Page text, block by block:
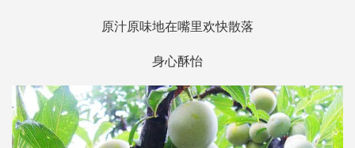
原汁原味地在嘴里欢快散落
身心酥怡